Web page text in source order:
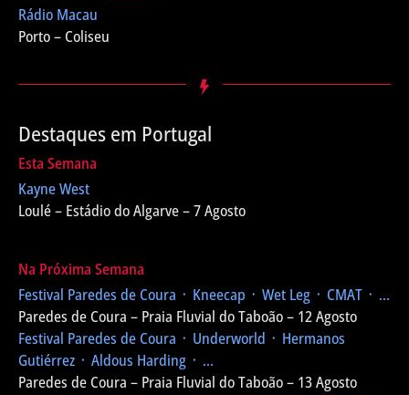
Rádio Macau
Porto – Coliseu
Destaques em Portugal
Esta Semana
Kayne West
Loulé – Estádio do Algarve – 7 Agosto
Na Próxima Semana
Festival Paredes de Coura ᛫ Kneecap ᛫ Wet Leg ᛫ CMAT ᛫ ...
Paredes de Coura – Praia Fluvial do Taboão – 12 Agosto
Festival Paredes de Coura ᛫ Underworld ᛫ Hermanos
Gutiérrez ᛫ Aldous Harding ᛫ ...
Paredes de Coura – Praia Fluvial do Taboão – 13 Agosto